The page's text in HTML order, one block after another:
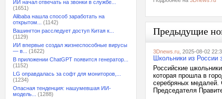
ИИ начал отвечать на звонки в службе...
(1651)
Alibaba нашла способ заработать на
открытом...
(1142)
Вашингтон расследует доступ Китая к...
(1129)
ИИ впервые создал жизнеспособные вирусы
— в...
(1622)
В приложении ChatGPT появится генератор...
(1152)
LG оправдалась за софт для мониторов,...
(1234)
Опасная тенденция: нашумевшая ИИ-
модель...
(1288)
Предыдущие
3Dnews.ru , 2025-08-02
Школьники из
Российские
которая прошла в
серебряных медалей.
Председателя